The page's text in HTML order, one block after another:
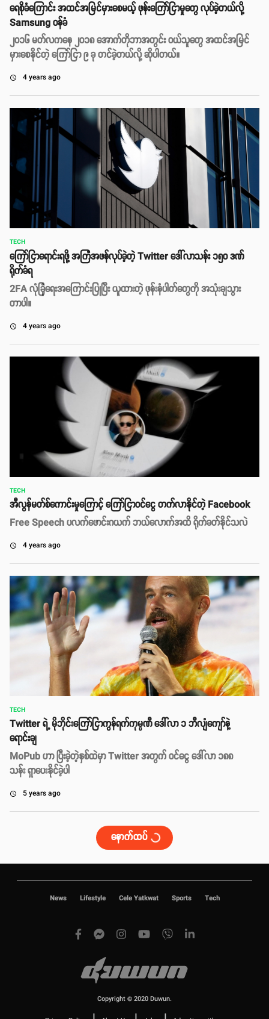
ရေစိုခံကြောင်း အထင်အမြင်မှားစေမယ့် ဖုန်းကြော်ငြာမှုတွေ လုပ်ခဲ့တယ်လို့
Samsung ဝန်ခံ
၂၀၁၆ မတ်လကနေ ၂၀၁၈ အောက်တိုဘာအတွင်း ဝယ်သူတွေ အထင်အမြင်
မှားစေနိုင်တဲ့ ကြော်ငြာ ၉ ခု တင်ခဲ့တယ်လို့ ဆိုပါတယ်။
access_time 4 years ago
TECH
ကြော်ငြာရောင်းရဖို့ အကြံအဖန်လုပ်ခဲ့တဲ့ Twitter ဒေါ်လာသန်း ၁၅၀ ဒဏ်
ရိုက်ခံရ
2FA လုံခြုံရေးအကြောင်းပြုပြီး ယူထားတဲ့ ဖုန်းနံပါတ်တွေကို အသုံးချသွား
တာပါ။
access_time 4 years ago
TECH
အီလွန်မတ်စ်ကောင်းမှုကြောင့် ကြော်ငြာဝင်‌ငွေ တက်လာနိုင်တဲ့ Facebook
Free Speech ပလက်ဖောင်းဂယက် ဘယ်လောက်အထိ ရိုက်ခတ်နိုင်သလဲ
access_time 4 years ago
TECH
Twitter ရဲ့ မိုဘိုင်းကြော်ငြာကွန်ရက်ကုမ္ပဏီ ဒေါ်လာ ၁ ဘီလျံကျော်နဲ့
ရောင်းချ
MoPub ဟာ ပြီးခဲ့တဲ့နှစ်ထဲမှာ Twitter အတွက် ဝင်ငွေ‌ ဒေါ်လာ ၁၈၈
သန်း ရှာပေးနိုင်ခဲ့ပါ
access_time 5 years ago
နောက်ထပ်
News Lifestyle Cele Yatkwat Sports Tech
Copyright © 2020 Duwun.